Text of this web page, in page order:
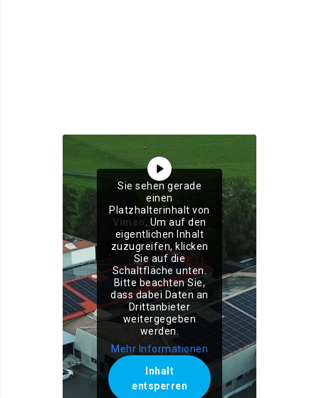
Sie sehen gerade
einen
Platzhalterinhalt von
Vimeo . Um auf den
eigentlichen Inhalt
zuzugreifen, klicken
Sie auf die
Schaltfläche unten.
Bitte beachten Sie,
dass dabei Daten an
Drittanbieter
weitergegeben
werden.
Mehr Informationen
Inhalt
entsperren